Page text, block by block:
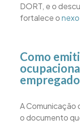
DORT, e o
fortalece o
Como
A Comunicação
o documento